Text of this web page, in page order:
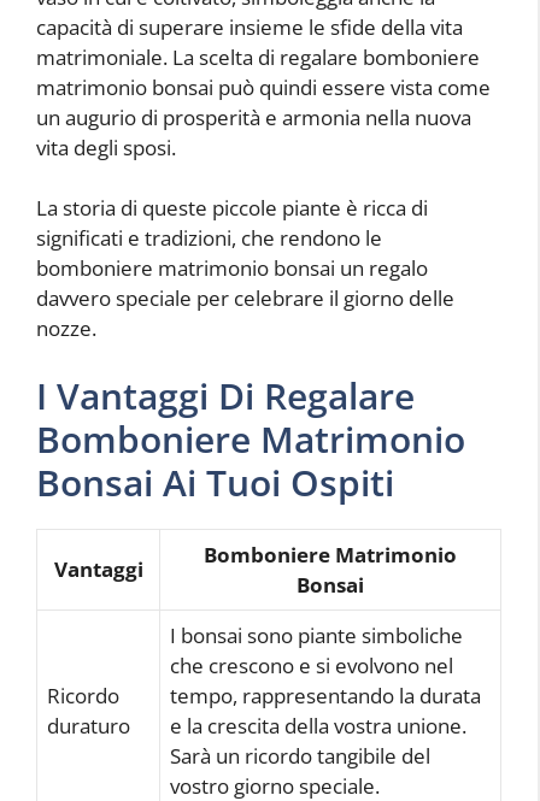
capacità di superare insieme le sfide della vita
matrimoniale. La scelta di regalare bomboniere
matrimonio bonsai può quindi essere vista come
un augurio di prosperità e armonia nella nuova
vita degli sposi.
La storia di queste piccole piante è ricca di
significati e tradizioni, che rendono le
bomboniere matrimonio bonsai un regalo
davvero speciale per celebrare il giorno delle
nozze.
I Vantaggi Di Regalare
Bomboniere Matrimonio
Bonsai Ai Tuoi Ospiti
Vantaggi
Bomboniere Matrimonio
Bonsai
Ricordo
duraturo
I bonsai sono piante simboliche
che crescono e si evolvono nel
tempo, rappresentando la durata
e la crescita della vostra unione.
Sarà un ricordo tangibile del
vostro giorno speciale.